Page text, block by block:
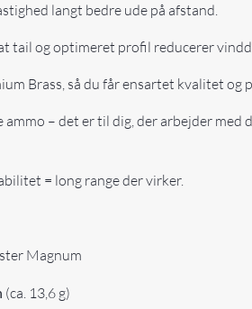
langt bedre ude på afstand.
tail og optimeret profil reducerer
Brass, så du får ensartet kvalitet
ammo – det er til dig, der arbejder med
= long range der virker.
Magnum
(ca. 13,6 g)